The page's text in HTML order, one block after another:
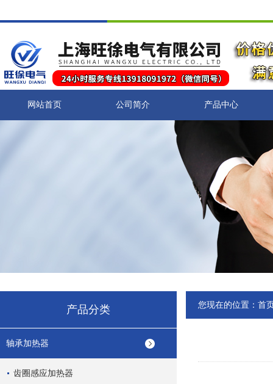
网站首页 公司简介 产品中心
产品分类
轴承加热器
齿圈感应加热器
您现在的位置： 首